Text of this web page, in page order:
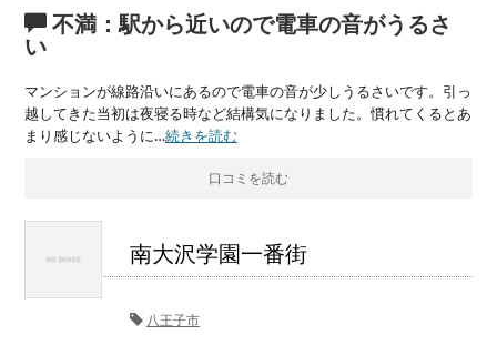
不満：駅から近いので電車の音がうるさ
い
マンションが線路沿いにあるので電車の音が少しうるさいです。引っ
越してきた当初は夜寝る時など結構気になりました。慣れてくるとあ
まり感じないように…続きを読む
口コミを読む
南大沢学園一番街
八王子市